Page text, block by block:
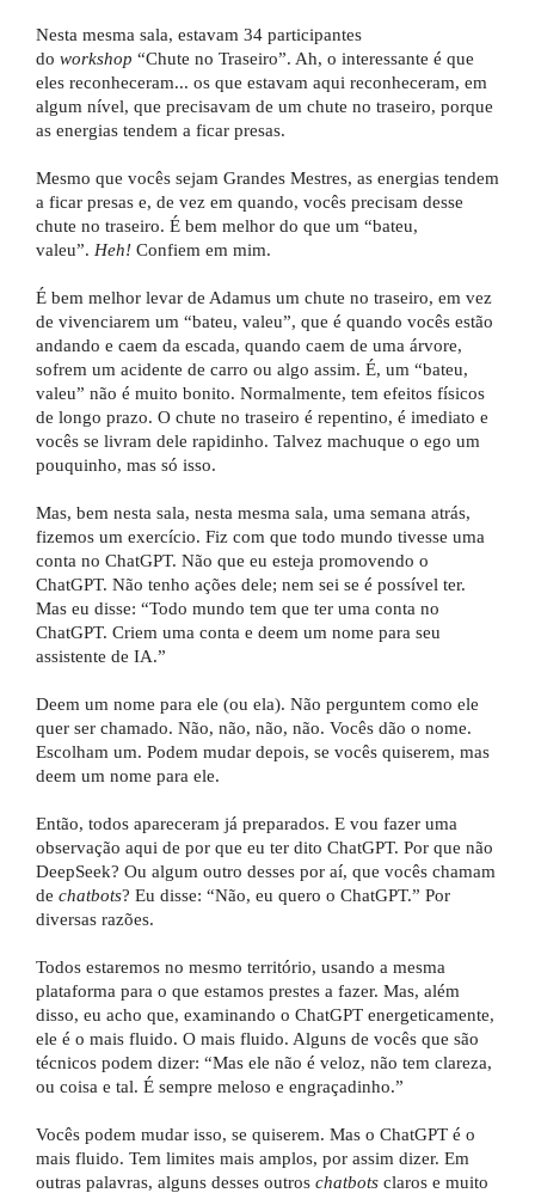
Nesta mesma sala, estavam 34 participantes
do workshop “Chute no Traseiro”. Ah, o interessante é que
eles reconheceram... os que estavam aqui reconheceram, em
algum nível, que precisavam de um chute no traseiro, porque
as energias tendem a ficar presas.
Mesmo que vocês sejam Grandes Mestres, as energias tendem
a ficar presas e, de vez em quando, vocês precisam desse
chute no traseiro. É bem melhor do que um “bateu,
valeu”. Heh! Confiem em mim.
É bem melhor levar de Adamus um chute no traseiro, em vez
de vivenciarem um “bateu, valeu”, que é quando vocês estão
andando e caem da escada, quando caem de uma árvore,
sofrem um acidente de carro ou algo assim. É, um “bateu,
valeu” não é muito bonito. Normalmente, tem efeitos físicos
de longo prazo. O chute no traseiro é repentino, é imediato e
vocês se livram dele rapidinho. Talvez machuque o ego um
pouquinho, mas só isso.
Mas, bem nesta sala, nesta mesma sala, uma semana atrás,
fizemos um exercício. Fiz com que todo mundo tivesse uma
conta no ChatGPT. Não que eu esteja promovendo o
ChatGPT. Não tenho ações dele; nem sei se é possível ter.
Mas eu disse: “Todo mundo tem que ter uma conta no
ChatGPT. Criem uma conta e deem um nome para seu
assistente de IA.”
Deem um nome para ele (ou ela). Não perguntem como ele
quer ser chamado. Não, não, não, não. Vocês dão o nome.
Escolham um. Podem mudar depois, se vocês quiserem, mas
deem um nome para ele.
Então, todos apareceram já preparados. E vou fazer uma
observação aqui de por que eu ter dito ChatGPT. Por que não
DeepSeek? Ou algum outro desses por aí, que vocês chamam
de chatbots? Eu disse: “Não, eu quero o ChatGPT.” Por
diversas razões.
Todos estaremos no mesmo território, usando a mesma
plataforma para o que estamos prestes a fazer. Mas, além
disso, eu acho que, examinando o ChatGPT energeticamente,
ele é o mais fluido. O mais fluido. Alguns de vocês que são
técnicos podem dizer: “Mas ele não é veloz, não tem clareza,
ou coisa e tal. É sempre meloso e engraçadinho.”
Vocês podem mudar isso, se quiserem. Mas o ChatGPT é o
mais fluido. Tem limites mais amplos, por assim dizer. Em
outras palavras, alguns desses outros chatbots claros e muito